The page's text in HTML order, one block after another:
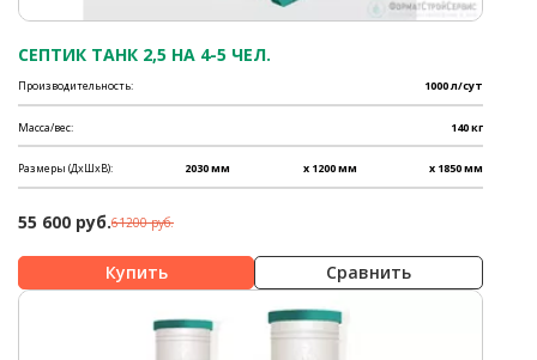
СЕПТИК ТАНК 2,5 НА 4-5 ЧЕЛ.
Производительность: 1000 л/сут
Масса/вес: 140 кг
Размеры (ДхШхВ): 2030 мм x 1200 мм x 1850 мм
55 600 руб.61200 руб.
Сравнить